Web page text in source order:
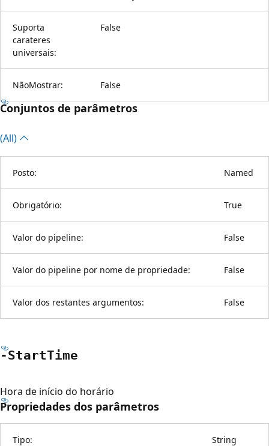
Suporta
carateres
universais:
False
NãoMostrar: False
Conjuntos de parâmetros
(All)
Posto: Named
Obrigatório: True
Valor do pipeline: False
Valor do pipeline por nome de propriedade: False
Valor dos restantes argumentos: False
-StartTime
Hora de início do horário
Propriedades dos parâmetros
Tipo: String